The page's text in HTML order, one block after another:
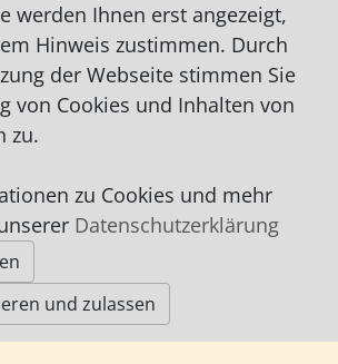
|AGB
werden Ihnen erst angezeigt,
Hinweis zustimmen. Durch
der Webseite stimmen Sie
von Cookies und Inhalten von
zu.
zu Cookies und mehr
Datenschutzerklärung
und zulassen